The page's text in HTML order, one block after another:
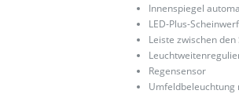
Innenspiegel
LED-Plus-
Leiste zwischen
Regensensor